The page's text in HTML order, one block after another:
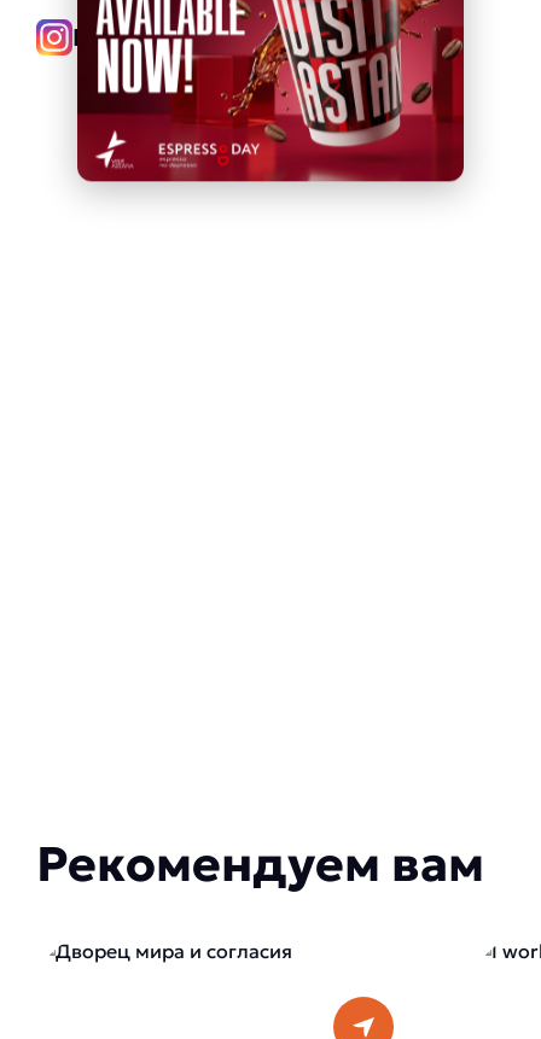
Instagram
Рекомендуем вам